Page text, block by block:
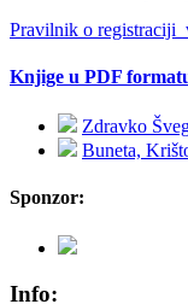
Pravilnik o
Knjige u PDF
Zdravko
Buneta,
Sponzor:
Info: